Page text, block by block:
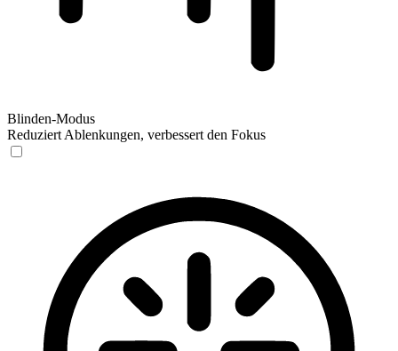
Blinden-Modus
Reduziert Ablenkungen, verbessert den Fokus